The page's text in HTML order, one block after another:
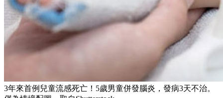
3年來首例兒童流感死亡！5歲男童併發腦炎，發病3天不治。